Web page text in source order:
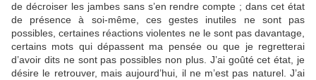
de décroiser les jambes sans s’en rendre compte ; dans cet état
de présence à soi-même, ces gestes inutiles ne sont pas
possibles, certaines réactions violentes ne le sont pas davantage,
certains mots qui dépassent ma pensée ou que je regretterai
d’avoir dits ne sont pas possibles non plus. J’ai goûté cet état, je
désire le retrouver, mais aujourd’hui, il ne m’est pas naturel. J’ai